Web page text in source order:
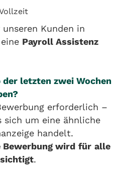
Kunden in
eine Payroll Assistenz
letzten zwei Wochen
erforderlich –
sich um eine ähnliche
handelt.
Bewerbung wird für alle
.